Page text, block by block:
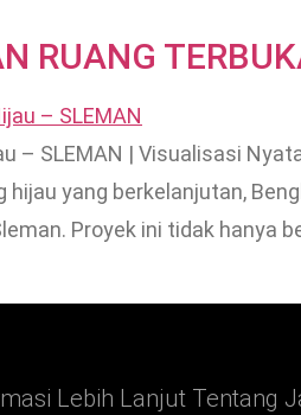
RUANG
– SLEMAN | Visualisasi
yang berkelanjutan,
Proyek ini tidak
Lebih Lanjut Tentang